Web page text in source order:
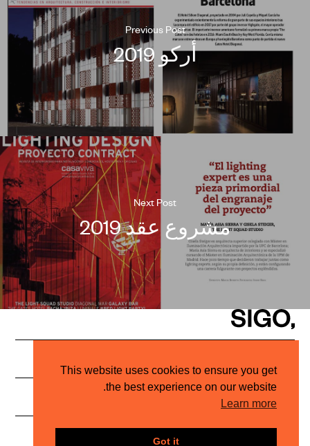
Previous Post
أركو 2019
Next Post
مشروع عقد 2019
HELLO@STUDIOSIGO.COM
This website uses cookies to ensure you get
the best experience on our website.
Learn more
Got it